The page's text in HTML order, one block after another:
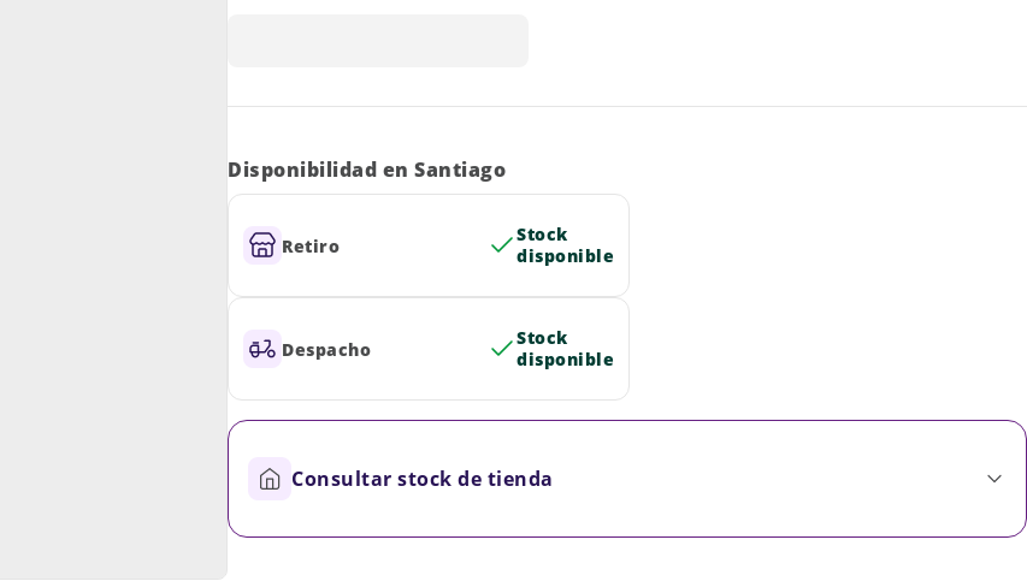
Disponibilidad en Santiago
Retiro
Stock
disponible
Despacho
Stock
disponible
Consultar stock de tienda